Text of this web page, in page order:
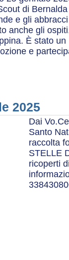
di
e gli
anche gli
È stato
e
2025
Dai
Santo
raccolta
STELLE
ricoperti